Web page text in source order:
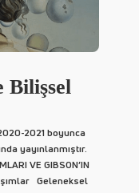
Bilişsel
2021 boyunca
yayınlanmıştır.
VE GIBSON’IN
Geleneksel